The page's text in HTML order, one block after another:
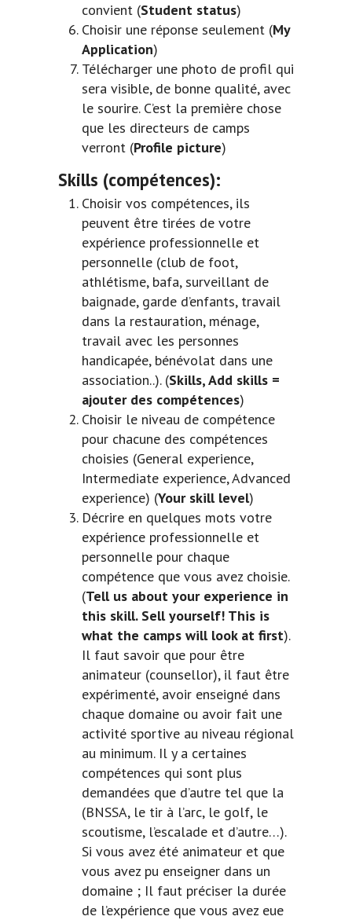
convient (Student status)
Choisir une réponse seulement (My
Application)
Télécharger une photo de profil qui
sera visible, de bonne qualité, avec
le sourire. C’est la première chose
que les directeurs de camps
verront (Profile picture)
Skills (compétences):
Choisir vos compétences, ils
peuvent être tirées de votre
expérience professionnelle et
personnelle (club de foot,
athlétisme, bafa, surveillant de
baignade, garde d’enfants, travail
dans la restauration, ménage,
travail avec les personnes
handicapée, bénévolat dans une
association..). (Skills, Add skills =
ajouter des compétences)
Choisir le niveau de compétence
pour chacune des compétences
choisies (General experience,
Intermediate experience, Advanced
experience) (Your skill level)
Décrire en quelques mots votre
expérience professionnelle et
personnelle pour chaque
compétence que vous avez choisie.
(Tell us about your experience in
this skill. Sell yourself! This is
what the camps will look at first).
Il faut savoir que pour être
animateur (counsellor), il faut être
expérimenté, avoir enseigné dans
chaque domaine ou avoir fait une
activité sportive au niveau régional
au minimum. Il y a certaines
compétences qui sont plus
demandées que d’autre tel que la
(BNSSA, le tir à l’arc, le golf, le
scoutisme, l’escalade et d’autre…).
Si vous avez été animateur et que
vous avez pu enseigner dans un
domaine ; Il faut préciser la durée
de l’expérience que vous avez eue